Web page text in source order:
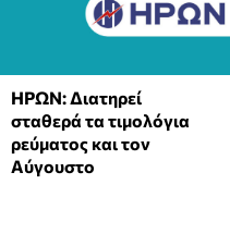
ΗΡΩΝ: Διατηρεί
σταθερά τα τιμολόγια
ρεύματος και τον
Αύγουστο